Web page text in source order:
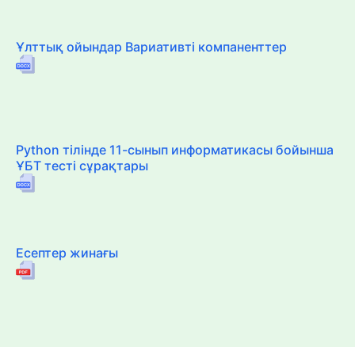
Ұлттық ойындар Вариативті компаненттер
Python тілінде 11-сынып информатикасы бойынша
ҰБТ тесті сұрақтары
Есептер жинағы